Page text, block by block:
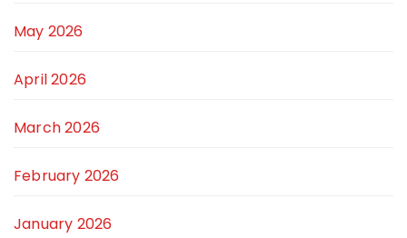
May 2026
April 2026
March 2026
February 2026
January 2026